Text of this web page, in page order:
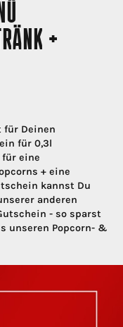
+
für Deinen
für 0,3l
für eine
+ eine
kannst Du
anderen
- so sparst
unseren Popcorn- &